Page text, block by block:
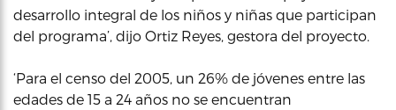
desarrollo integral de los niños y niñas que participan
del programa’, dijo Ortiz Reyes, gestora del proyecto.
‘Para el censo del 2005, un 26% de jóvenes entre las
edades de 15 a 24 años no se encuentran